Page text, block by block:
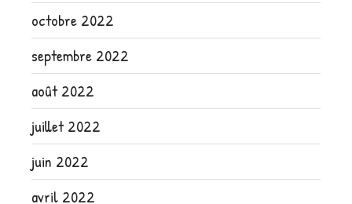
octobre 2022
septembre 2022
août 2022
juillet 2022
juin 2022
avril 2022